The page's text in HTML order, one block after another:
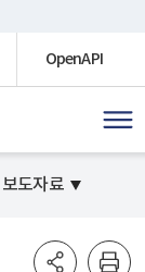
OpenAPI
보도자료